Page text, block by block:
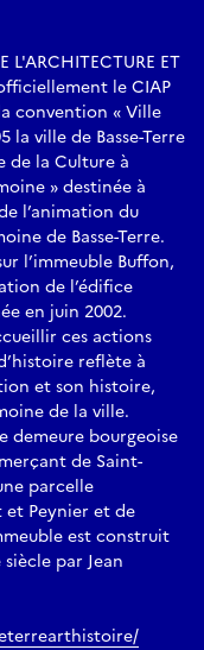
L'ARCHITECTURE ET
le CIAP
convention « Ville
la ville de Basse-Terre
de la Culture à
» destinée à
l’animation du
de Basse-Terre.
l’immeuble Buffon,
de l’édifice
en juin 2002.
ces actions
reflète à
et son histoire,
de la ville.
demeure bourgeoise
de Saint-
parcelle
et Peynier et de
est construit
par Jean